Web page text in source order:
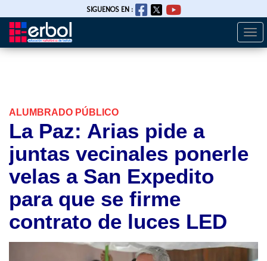
Pasar
SIGUENOS EN :
ALUMBRADO PÚBLICO
La Paz: Arias pide a
juntas vecinales ponerle
velas a San Expedito
para que se firme
contrato de luces LED